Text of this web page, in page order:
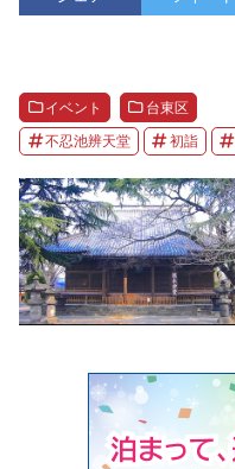
イベント 台東区
不忍池辨天堂 初詣